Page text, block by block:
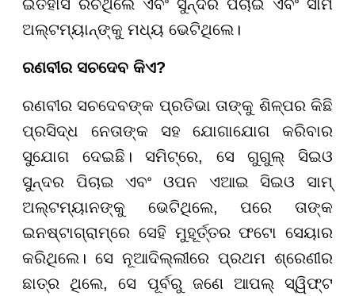
ଇତିହାସ ରଚିଥିଲେ ଏବଂ ସୁନ୍ଦର ପିଚାଇ ଏବଂ ସାମ
ଅଲ୍ଟମ୍ୟାନ୍ଙ୍କୁ ମଧ୍ୟ ଭେଟିଥିଲେ।
ରଣବୀର ସଚଦେବ କିଏ?
ରଣବୀର ସଚଦେବଙ୍କ ପ୍ରତିଭା ତାଙ୍କୁ ଶିଳ୍ପର କିଛି
ପ୍ରସିଦ୍ଧ ନେତାଙ୍କ ସହ ଯୋଗାଯୋଗ କରିବାର
ସୁଯୋଗ ଦେଇଛି। ସମିଟ୍ରେ, ସେ ଗୁଗୁଲ୍ ସିଇଓ
ସୁନ୍ଦର ପିଚାଇ ଏବଂ ଓପନ ଏଆଇ ସିଇଓ ସାମ୍
ଅଲ୍ଟମ୍ୟାନଙ୍କୁ ଭେଟିଥିଲେ, ପରେ ତାଙ୍କ
ଇନଷ୍ଟାଗ୍ରାମ୍ରେ ସେହି ମୁହୂର୍ତ୍ତର ଫଟୋ ସେୟାର
କରିଥିଲେ। ସେ ନୂଆଦିଲ୍ଲୀରେ ପ୍ରଥମ ଶ୍ରେଣୀର
ଛାତ୍ର ଥିଲେ, ସେ ପୂର୍ବରୁ ଜଣେ ଆପଲ୍ ସ୍ୱିଫ୍ଟ